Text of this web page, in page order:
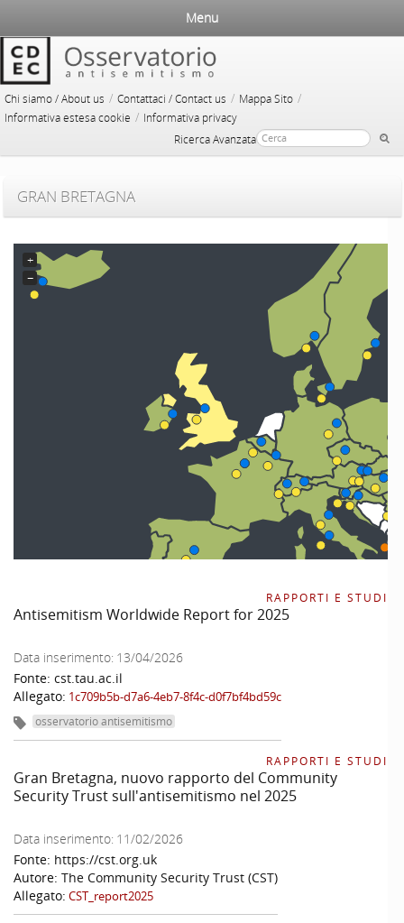
Chi siamo / About us / Contattaci / Contact us / Mappa Sito /
Informativa estesa cookie / Informativa privacy
Ricerca Avanzata
Menu
GRAN BRETAGNA
+
−
RAPPORTI E STUDI
Antisemitism Worldwide Report for 2025
Data inserimento: 13/04/2026
Fonte: cst.tau.ac.il
Allegato: 1c709b5b-d7a6-4eb7-8f4c-d0f7bf4bd59c
osservatorio antisemitismo
RAPPORTI E STUDI
Gran Bretagna, nuovo rapporto del Community
Security Trust sull'antisemitismo nel 2025
Data inserimento: 11/02/2026
Fonte: https://cst.org.uk
Autore: The Community Security Trust (CST)
Allegato: CST_report2025